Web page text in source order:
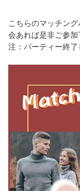
こちらのマッチン
会あれば是非ご参加
注：パーティー終了